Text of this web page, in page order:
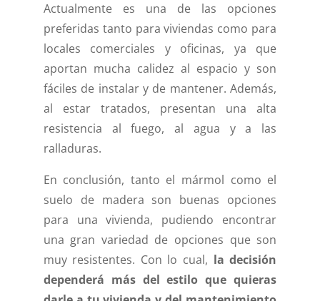
Actualmente es una de las opciones
preferidas tanto para viviendas como para
locales comerciales y oficinas, ya que
aportan mucha calidez al espacio y son
fáciles de instalar y de mantener. Además,
al estar tratados, presentan una alta
resistencia al fuego, al agua y a las
ralladuras.
En conclusión, tanto el mármol como el
suelo de madera son buenas opciones
para una vivienda, pudiendo encontrar
una gran variedad de opciones que son
muy resistentes. Con lo cual, la decisión
dependerá más del estilo que quieras